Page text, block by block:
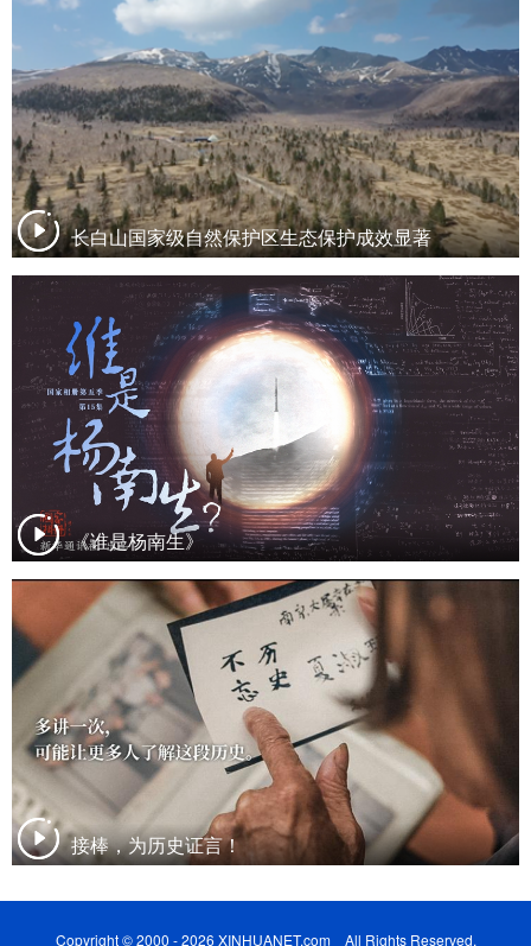
长白山国家级自然保护区生态保护成效显著
《谁是杨南生》
接棒，为历史证言！
Copyright © 2000 - 2026 XINHUANET.com All Rights Reserved.